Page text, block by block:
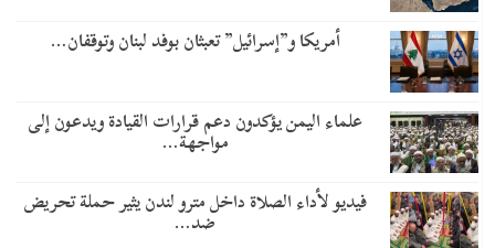
أمريكا و”إسرائيل” تعبثان بوفد لبنان وتوقفان…
علماء اليمن يؤكدون دعم قرارات القيادة ويدعون إلى
مواجهة…
فيديو لأداء الصلاة داخل مترو لندن يثير حملة تحريض
ضد…